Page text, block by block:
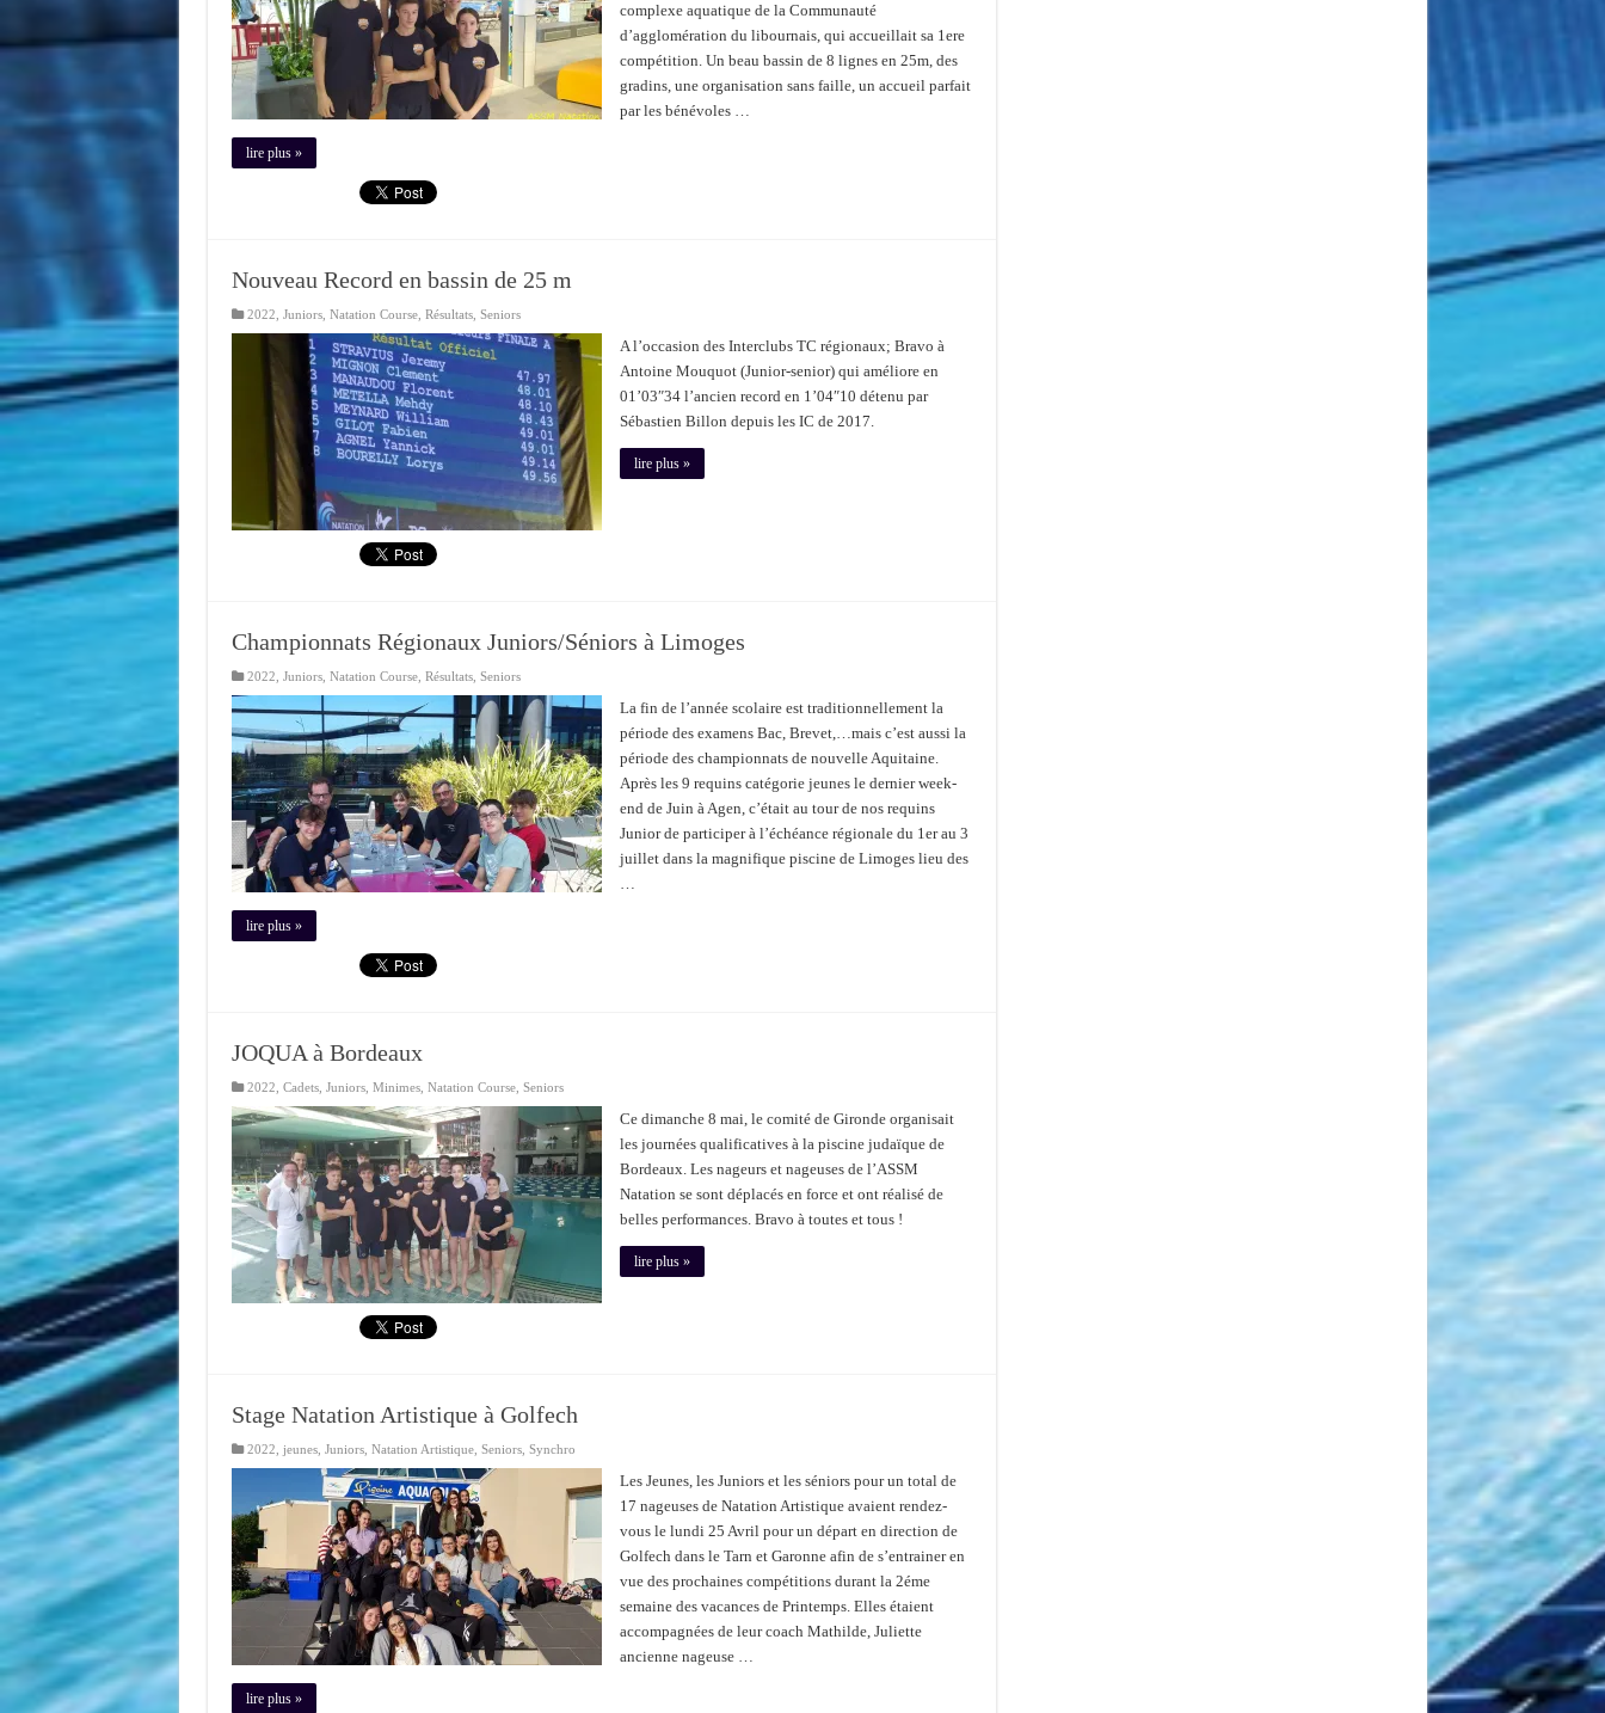
complexe aquatique de la Communauté
d’agglomération du libournais, qui accueillait sa 1ere
compétition. Un beau bassin de 8 lignes en 25m, des
gradins, une organisation sans faille, un accueil parfait
par les bénévoles …
lire plus »
Nouveau Record en bassin de 25 m
2022 Juniors, Natation Course, Résultats, Seniors
A l’occasion des Interclubs TC régionaux; Bravo à
Antoine Mouquot (Junior-senior) qui améliore en
01’03″34 l’ancien record en 1’04″10 détenu par
Sébastien Billon depuis les IC de 2017.
lire plus »
Championnats Régionaux Juniors/Séniors à Limoges
2022 Juniors, Natation Course, Résultats, Seniors
La fin de l’année scolaire est traditionnellement la
période des examens Bac, Brevet,…mais c’est aussi la
période des championnats de nouvelle Aquitaine.
Après les 9 requins catégorie jeunes le dernier week-
end de Juin à Agen, c’était au tour de nos requins
Junior de participer à l’échéance régionale du 1er au 3
juillet dans la magnifique piscine de Limoges lieu des
…
lire plus »
JOQUA à Bordeaux
2022 Cadets, Juniors, Minimes, Natation Course, Seniors
Ce dimanche 8 mai, le comité de Gironde organisait
les journées qualificatives à la piscine judaïque de
Bordeaux. Les nageurs et nageuses de l’ASSM
Natation se sont déplacés en force et ont réalisé de
belles performances. Bravo à toutes et tous !
lire plus »
Stage Natation Artistique à Golfech
2022 jeunes, Juniors, Natation Artistique, Seniors, Synchro
Les Jeunes, les Juniors et les séniors pour un total de
17 nageuses de Natation Artistique avaient rendez-
vous le lundi 25 Avril pour un départ en direction de
Golfech dans le Tarn et Garonne afin de s’entrainer en
vue des prochaines compétitions durant la 2éme
semaine des vacances de Printemps. Elles étaient
accompagnées de leur coach Mathilde, Juliette
ancienne nageuse …
lire plus »